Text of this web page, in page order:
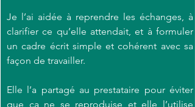
Je l’ai aidée à reprendre les échanges, à
clarifier ce qu’elle attendait, et à formuler
un cadre écrit simple et cohérent avec sa
façon de travailler.
Elle l’a partagé au prestataire pour éviter
que ça ne se reproduise et elle l’utilise